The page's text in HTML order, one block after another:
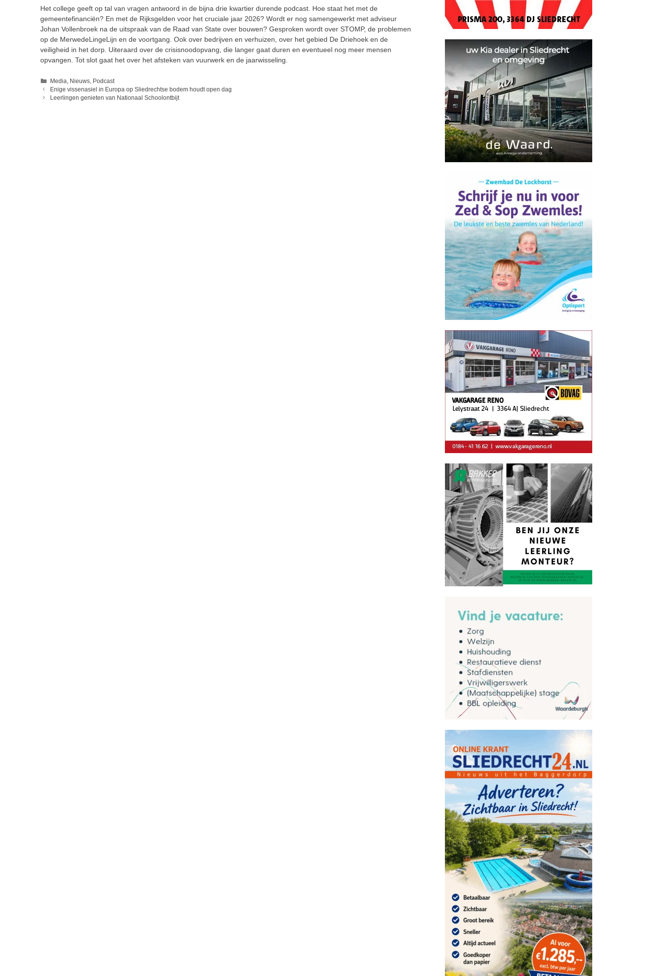
Het college geeft op tal van vragen antwoord in de bijna drie kwartier durende podcast. Hoe staat het met de
gemeentefinanciën? En met de Rijksgelden voor het cruciale jaar 2026? Wordt er nog samengewerkt met adviseur
Johan Vollenbroek na de uitspraak van de Raad van State over bouwen? Gesproken wordt over STOMP, de problemen
op de MerwedeLingeLijn en de voortgang. Ook over bedrijven en verhuizen, over het gebied De Driehoek en de
veiligheid in het dorp. Uiteraard over de crisisnoodopvang, die langer gaat duren en eventueel nog meer mensen
opvangen. Tot slot gaat het over het afsteken van vuurwerk en de jaarwisseling.
Categorieën
Media Nieuws Podcast
Enige vissenasiel in Europa op Sliedrechtse bodem houdt open dag
Leerlingen genieten van Nationaal Schoolontbijt